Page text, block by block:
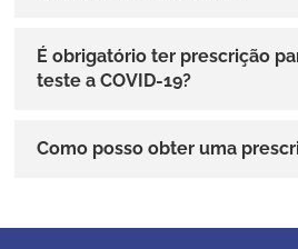
É obrigatório ter prescrição
teste a COVID-19?
Como posso obter uma